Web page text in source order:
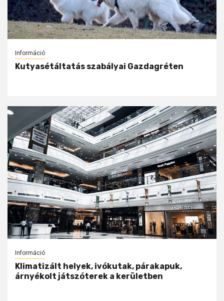
Információ
Kutyasétáltatás szabályai Gazdagréten
Információ
Klimatizált helyek, ivókutak, párakapuk,
árnyékolt játszóterek a kerületben